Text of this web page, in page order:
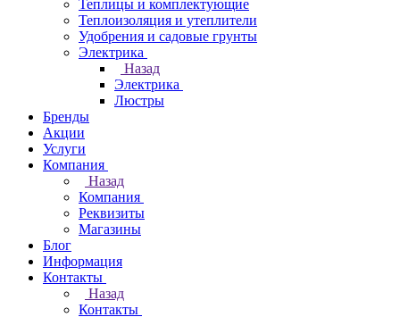
Теплицы и комплектующие
Теплоизоляция и утеплители
Удобрения и садовые грунты
Электрика
Назад
Электрика
Люстры
Бренды
Акции
Услуги
Компания
Назад
Компания
Реквизиты
Магазины
Блог
Информация
Контакты
Назад
Контакты